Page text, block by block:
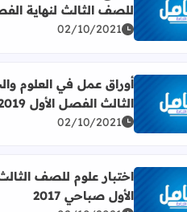
اقرأ المزيد عن نماذج تدريبية
للصف الثالث لنهاية
02/10/2021
اقرأ المزيد عن أوراق عمل في العلوم
أوراق عمل في العلوم
الثالث الفصل الأول 2019
02/10/2021
اقرأ المزيد عن اختبار علوم للصف الثالث
اختبار علوم للصف
الأول صباحي 2017